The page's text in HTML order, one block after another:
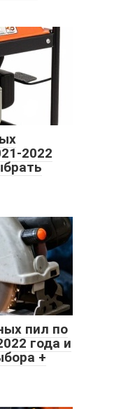
2022
пил по
года и
+